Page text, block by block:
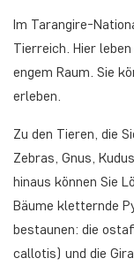
Im Tarangire-
Tierreich. Hier
engem Raum. Sie
erleben.
Zu den Tieren, die
Zebras, Gnus,
hinaus können Sie
Bäume kletternde
bestaunen: die
callotis) und die